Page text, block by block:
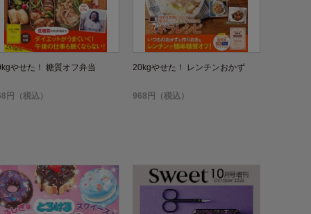
やせた！ 糖質オフ弁当
円（税込）
20kgやせた！ レンチンおかず
968円（税込）